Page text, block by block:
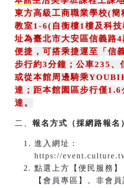
東方高級工商職業學校(簡
教室1-6(自衡樓1樓及科
址為臺北市大安區信義路
便捷，可搭乘捷運至「信
步行約3分鐘 ； 公車235 、
或從本館周邊騎乘
達；距本館園區步行僅
達。
二、 報名方式（採網路報名
進入網址：
https://
點選上方【便民服務
【會員專區】。非會